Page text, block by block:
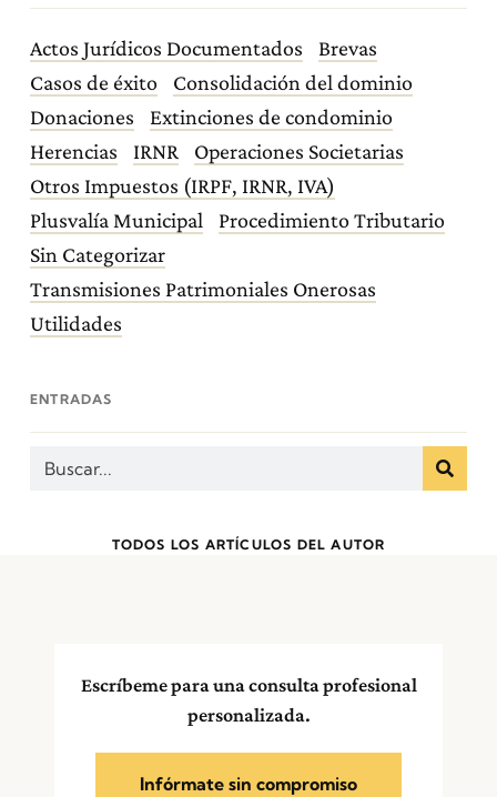
Actos Jurídicos Documentados
Brevas
Casos de éxito
Consolidación del dominio
Donaciones
Extinciones de condominio
Herencias
IRNR
Operaciones Societarias
Otros Impuestos (IRPF, IRNR, IVA)
Plusvalía Municipal
Procedimiento Tributario
Sin Categorizar
Transmisiones Patrimoniales Onerosas
Utilidades
ENTRADAS
TODOS LOS ARTÍCULOS DEL AUTOR
Escríbeme para una consulta profesional
personalizada.
Infórmate sin compromiso